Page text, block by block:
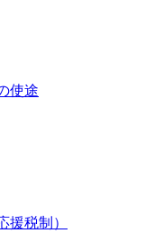
使途
援税制）